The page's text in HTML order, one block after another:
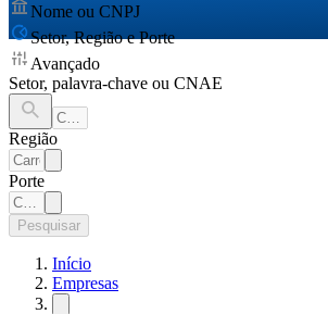
Nome ou CNPJ
Setor, Região e Porte
Avançado
Setor, palavra-chave ou CNAE
Região
Porte
Pesquisar
Início
Empresas